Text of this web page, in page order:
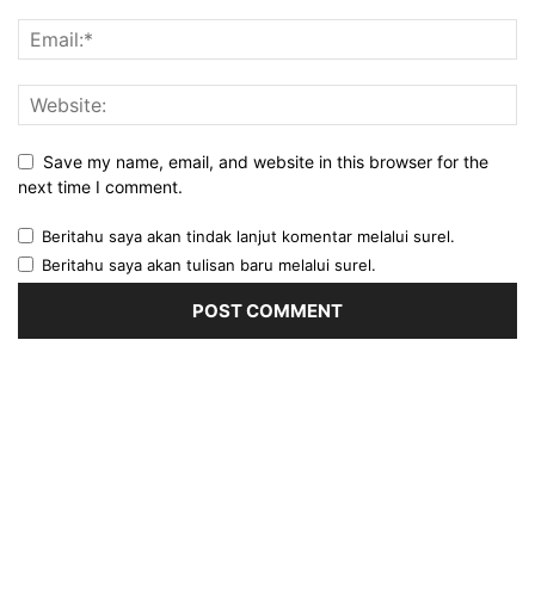
Save my name, email, and website in this browser for the
next time I comment.
Beritahu saya akan tindak lanjut komentar melalui surel.
Beritahu saya akan tulisan baru melalui surel.